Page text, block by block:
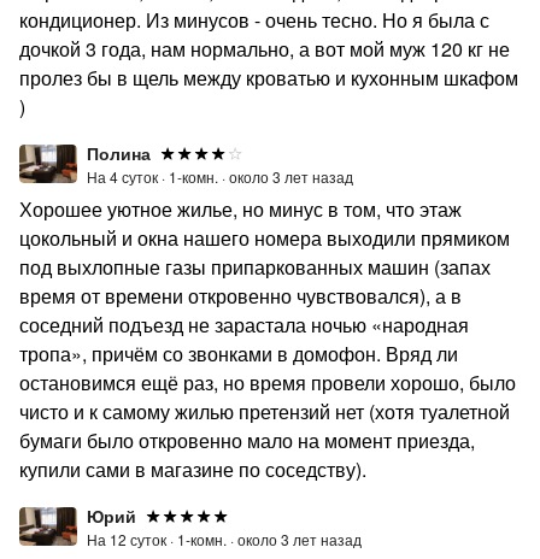
кондиционер. Из минусов - очень тесно. Но я была с
дочкой 3 года, нам нормально, а вот мой муж 120 кг не
пролез бы в щель между кроватью и кухонным шкафом
)
Полина
На 4 суток · 1-комн. ·около 3 лет назад
Хорошее уютное жилье, но минус в том, что этаж
цокольный и окна нашего номера выходили прямиком
под выхлопные газы припаркованных машин (запах
время от времени откровенно чувствовался), а в
соседний подъезд не зарастала ночью «народная
тропа», причём со звонками в домофон. Вряд ли
остановимся ещё раз, но время провели хорошо, было
чисто и к самому жилью претензий нет (хотя туалетной
бумаги было откровенно мало на момент приезда,
купили сами в магазине по соседству).
Юрий
На 12 суток · 1-комн. ·около 3 лет назад